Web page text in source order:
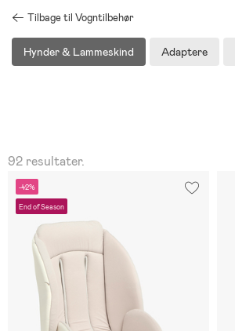
Tilbage til Vogntilbehør
Hynder & Lammeskind Adaptere
92 resultater.
-42%
End of Season